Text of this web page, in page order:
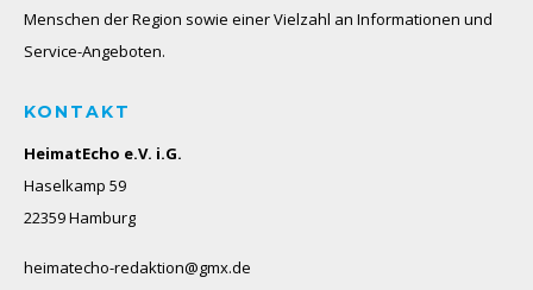
Menschen der Region sowie einer Vielzahl an Informationen und
Service-Angeboten.
KONTAKT
HeimatEcho e.V. i.G.
Haselkamp 59
22359 Hamburg
heimatecho-redaktion@gmx.de